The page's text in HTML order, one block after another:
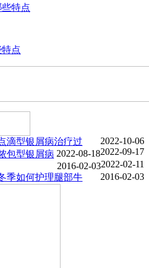
特点
点
2022-10-06
滴型银屑病治疗过
2022-09-17
2022-08-18
包型银屑病
2022-02-11
2016-02-03
季如何护理腿部牛
2016-02-03